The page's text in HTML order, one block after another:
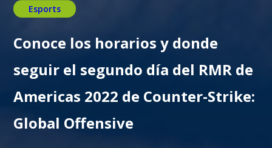
Esports
Conoce los horarios y donde
seguir el segundo día del RMR de
Americas 2022 de Counter-Strike:
Global Offensive